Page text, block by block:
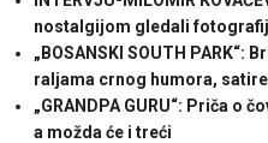
nostalgijom gledali
„BOSANSKI SOUTH PARK“:
raljama crnog humora,
„GRANDPA GURU“: Priča o
a možda će i treći